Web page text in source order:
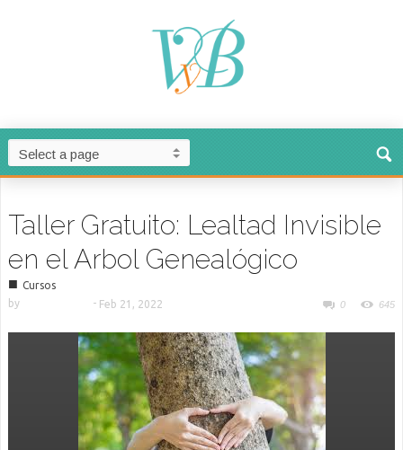
Taller Gratuito: Lealtad Invisible
en el Arbol Genealógico
■ Cursos
by
- Feb 21, 2022 0 645